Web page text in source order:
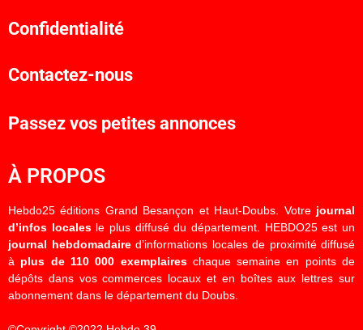
Confidentialité
Contactez-nous
Passez vos petites annonces
À PROPOS
Hebdo25 éditions Grand Besançon et Haut-Doubs. Votre journal
d’infos localesle plus diffusé du département. HEBDO25 est un
journal hebdomadaired’informations locales de proximité diffusé
à plus de 110 000 exemplaireschaque semaine en points de
dépôts dans vos commerces locaux et en boîtes aux lettres sur
abonnement dans le département du Doubs.